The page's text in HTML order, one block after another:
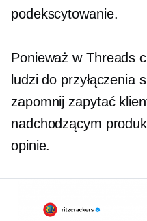
podekscytowanie.
Ponieważ w Threads
ludzi do przyłączenia
zapomnij zapytać
nadchodzącym
opinie.